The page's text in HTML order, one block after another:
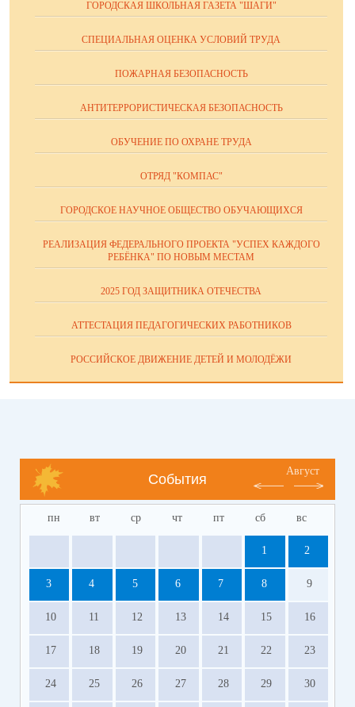
ГОРОДСКАЯ ШКОЛЬНАЯ ГАЗЕТА "ШАГИ"
СПЕЦИАЛЬНАЯ ОЦЕНКА УСЛОВИЙ ТРУДА
ПОЖАРНАЯ БЕЗОПАСНОСТЬ
АНТИТЕРРОРИСТИЧЕСКАЯ БЕЗОПАСНОСТЬ
ОБУЧЕНИЕ ПО ОХРАНЕ ТРУДА
ОТРЯД "КОМПАС"
ГОРОДСКОЕ НАУЧНОЕ ОБЩЕСТВО ОБУЧАЮЩИХСЯ
РЕАЛИЗАЦИЯ ФЕДЕРАЛЬНОГО ПРОЕКТА "УСПЕХ КАЖДОГО
РЕБЁНКА" ПО НОВЫМ МЕСТАМ
2025 ГОД ЗАЩИТНИКА ОТЕЧЕСТВА
АТТЕСТАЦИЯ ПЕДАГОГИЧЕСКИХ РАБОТНИКОВ
РОССИЙСКОЕ ДВИЖЕНИЕ ДЕТЕЙ И МОЛОДЁЖИ
События
Август
пн вт ср чт пт сб вс
1 2
3 4 5 6 7 8 9
10 11 12 13 14 15 16
17 18 19 20 21 22 23
24 25 26 27 28 29 30